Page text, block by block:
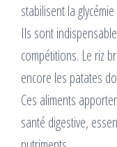
stabilisent la
Ils sont
compétitions. Le riz
encore les patates
Ces aliments
santé digestive,